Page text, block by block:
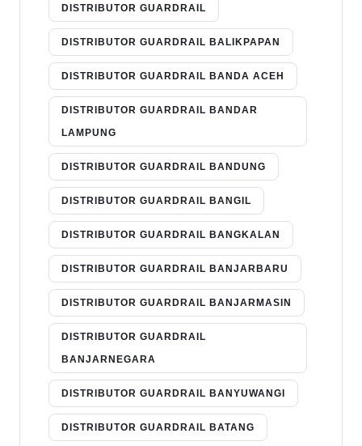
DISTRIBUTOR GUARDRAIL
DISTRIBUTOR GUARDRAIL BALIKPAPAN
DISTRIBUTOR GUARDRAIL BANDA ACEH
DISTRIBUTOR GUARDRAIL BANDAR
LAMPUNG
DISTRIBUTOR GUARDRAIL BANDUNG
DISTRIBUTOR GUARDRAIL BANGIL
DISTRIBUTOR GUARDRAIL BANGKALAN
DISTRIBUTOR GUARDRAIL BANJARBARU
DISTRIBUTOR GUARDRAIL BANJARMASIN
DISTRIBUTOR GUARDRAIL
BANJARNEGARA
DISTRIBUTOR GUARDRAIL BANYUWANGI
DISTRIBUTOR GUARDRAIL BATANG